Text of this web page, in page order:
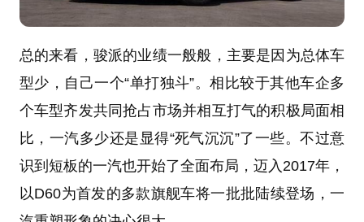
总的来看，骏派的业绩一般般，主要是因为总体车
型少，自己一个“单打独斗”。相比较于其他车企多
个车型齐发共同抢占市场并相互打气的积极局面相
比，一汽多少还是显得“死气沉沉”了一些。不过意
识到短板的一汽也开始了全面布局，迈入2017年，
以D60为首发的多款旗舰车将一批批陆续登场，一